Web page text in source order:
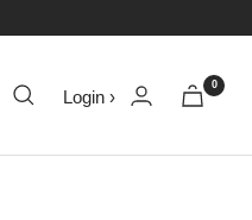
Login ›
0